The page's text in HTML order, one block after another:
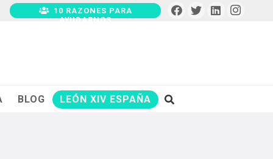
10 RAZONES PARA
AYUDARNOS
BLOG LEÓN XIV ESPAÑA